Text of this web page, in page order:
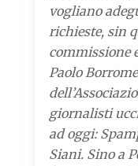
vogliano
richieste, sin
commissione
Paolo
giornalisti
ad oggi:
Siani. Sino a